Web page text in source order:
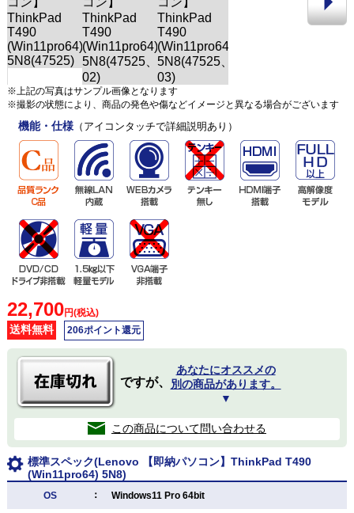
※上記の写真はサンプル画像となります
※撮影の状態により、商品の発色や傷などイメージと異なる場合がございます
機能・仕様（アイコンタッチで詳細説明あり）
22,700円(税込)
送料無料 206ポイント還元
ですが、
あなたにオススメの
別の商品があります。
▼
この商品について問い合わせる
標準スペック(Lenovo 【即納パソコン】ThinkPad T490
(Win11pro64) 5N8)
OS ： Windows11 Pro 64bit